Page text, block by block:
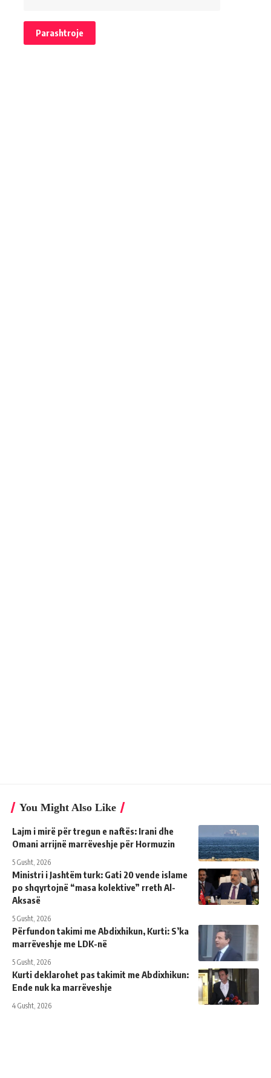
You Might Also Like
Lajm i mirë për tregun e naftës: Irani dhe
Omani arrijnë marrëveshje për Hormuzin
5 Gusht, 2026
Ministri i Jashtëm turk: ​​Gati 20 vende islame
po shqyrtojnë “masa kolektive” rreth Al-
Aksasë
5 Gusht, 2026
Përfundon takimi me Abdixhikun, Kurti: S’ka
marrëveshje me LDK-në
5 Gusht, 2026
Kurti deklarohet pas takimit me Abdixhikun:
Ende nuk ka marrëveshje
4 Gusht, 2026